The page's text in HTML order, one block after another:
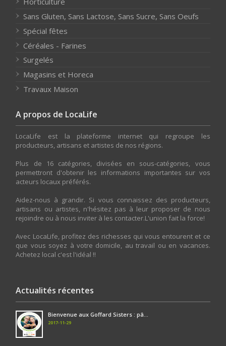
Sans Gluten, Sans Lactose, Sans Sucre, Sans Oeufs
Spécial fêtes
Céréales - Farines
Surgelés
Magasins et Horeca
Travaux Maison
A propos de LocaLife
LocaLife est la plateforme internet qui regroupe les
producteurs, artisans et artistes de nos régions.
Plus de 16 catégories, divisées en sous-catégories, vous
permettront d'obtenir les informations importantes sur vos
acteurs locaux préférés.
Aidez-nous à grandir. Si vous connaissez des producteurs,
artisans ou artistes, n'hésitez pas à leur proposer de nous
rejoindre ou à nous inviter à les contacter.L'union fait la force!
Avec LocaLife, profitez des richesses qui vous entourent et ce
que vous soyez à votre domicile, au travail ou en vacances.
Achetez local c'est l'idéal !!
Actualités récentes
Bienvenue aux Goffard Sisters : pâ...
2017-11-29